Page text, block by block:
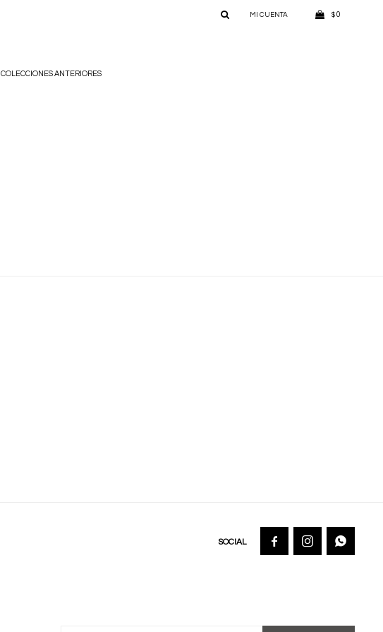
COLECCIONES ANTERIORES
$ 0
  